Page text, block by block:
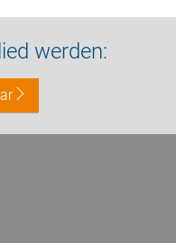
werden: